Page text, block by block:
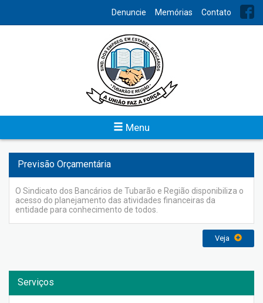
Denuncie Memórias Contato
Menu
Acordo Coletivos
No intuito de facilitar o acesso aos Acordos
Coletivos/Convenções Coletivas o Sindicato dos Bancários de
Tubarão e Região os disponibilizam por meio digital.
Previsão Orçamentária
O Sindicato dos Bancários de Tubarão e Região disponibiliza o
acesso do planejamento das atividades financeiras da
entidade para conhecimento de todos.
Veja
Serviços